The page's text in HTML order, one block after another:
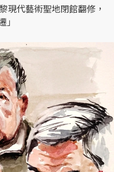
現代藝術聖地閉館翻修，